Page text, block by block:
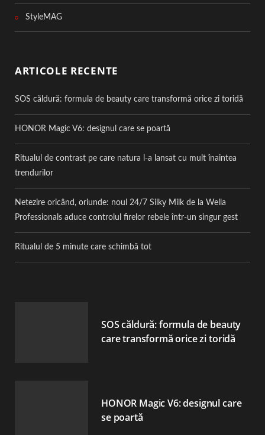
StyleMAG
ARTICOLE RECENTE
SOS căldură: formula de beauty care transformă orice zi toridă
HONOR Magic V6: designul care se poartă
Ritualul de contrast pe care natura l-a lansat cu mult înaintea
trendurilor
Netezire oricând, oriunde: noul 24/7 Silky Milk de la Wella
Professionals aduce controlul firelor rebele într-un singur gest
Ritualul de 5 minute care schimbă tot
SOS căldură: formula de beauty
care transformă orice zi toridă
HONOR Magic V6: designul care
se poartă